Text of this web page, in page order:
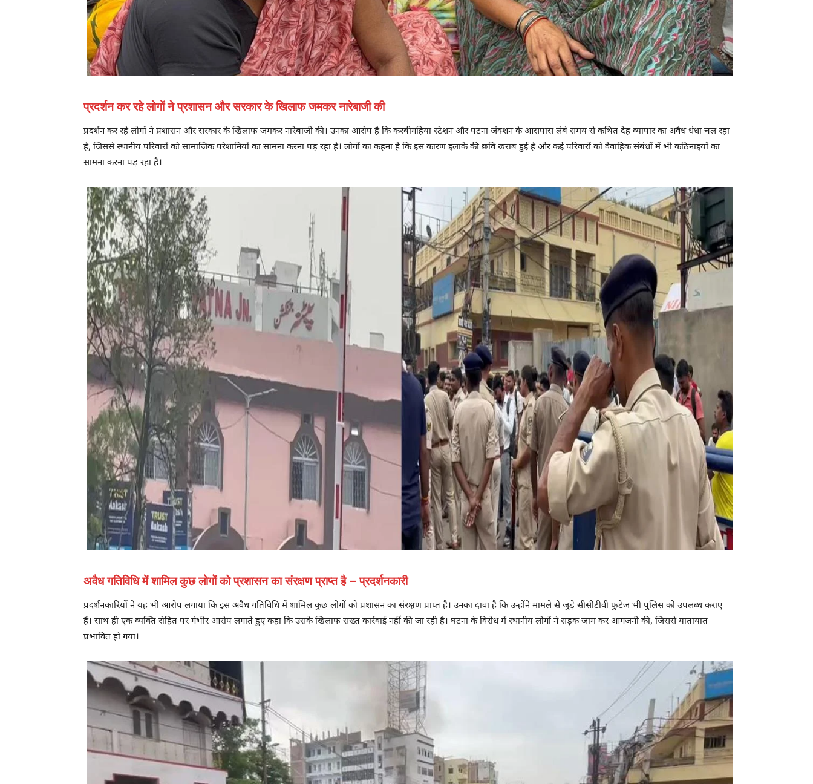
प्रदर्शन कर रहे लोगों ने प्रशासन और सरकार के खिलाफ जमकर नारेबाजी की
प्रदर्शन कर रहे लोगों ने प्रशासन और सरकार के खिलाफ जमकर नारेबाजी की। उनका आरोप है कि करबीगहिया स्टेशन और पटना जंक्शन के आसपास लंबे समय से कथित देह व्यापार का अवैध धंधा चल रहा
है, जिससे स्थानीय परिवारों को सामाजिक परेशानियों का सामना करना पड़ रहा है। लोगों का कहना है कि इस कारण इलाके की छवि खराब हुई है और कई परिवारों को वैवाहिक संबंधों में भी कठिनाइयों का
सामना करना पड़ रहा है।
अवैध गतिविधि में शामिल कुछ लोगों को प्रशासन का संरक्षण प्राप्त है – प्रदर्शनकारी
प्रदर्शनकारियों ने यह भी आरोप लगाया कि इस अवैध गतिविधि में शामिल कुछ लोगों को प्रशासन का संरक्षण प्राप्त है। उनका दावा है कि उन्होंने मामले से जुड़े सीसीटीवी फुटेज भी पुलिस को उपलब्ध कराए
हैं। साथ ही एक व्यक्ति रोहित पर गंभीर आरोप लगाते हुए कहा कि उसके खिलाफ सख्त कार्रवाई नहीं की जा रही है। घटना के विरोध में स्थानीय लोगों ने सड़क जाम कर आगजनी की, जिससे यातायात
प्रभावित हो गया।